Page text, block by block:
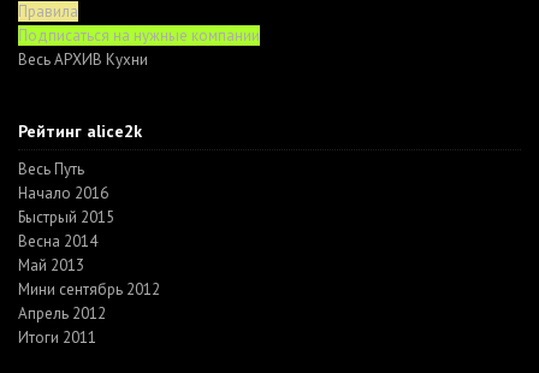
Правила
Подписаться на нужные компании
Весь АРХИВ Кухни
Рейтинг alice2k
Весь Путь
Начало 2016
Быстрый 2015
Весна 2014
Май 2013
Мини сентябрь 2012
Апрель 2012
Итоги 2011